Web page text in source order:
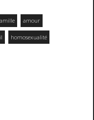
amour
homosexualité